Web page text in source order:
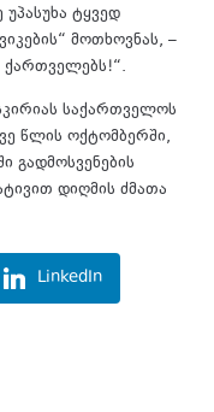
ტყვედ
მოთხოვნას, –
ქართველებს!“.
საქართველოს
წლის ოქტომბერში,
გადმოსვენების
დიღმის ძმათა
LinkedIn